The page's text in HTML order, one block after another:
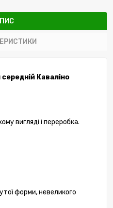
Каваліно
вигляді і переробка.
форми, невеликого